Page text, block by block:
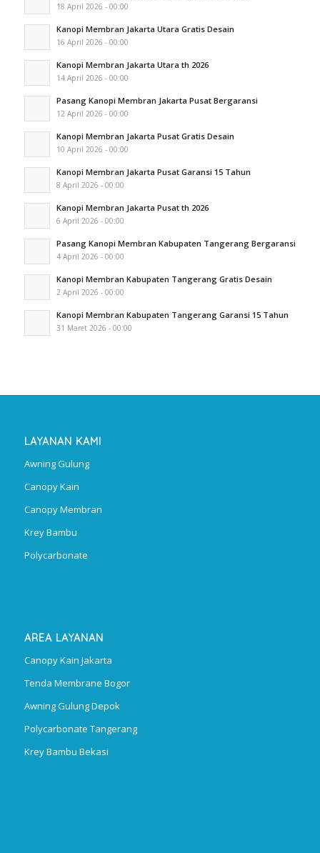
18 April 2026 - 00:00
Kanopi Membran Jakarta Utara Gratis Desain
16 April 2026 - 00:00
Kanopi Membran Jakarta Utara th 2026
14 April 2026 - 00:00
Pasang Kanopi Membran Jakarta Pusat Bergaransi
12 April 2026 - 00:00
Kanopi Membran Jakarta Pusat Gratis Desain
10 April 2026 - 00:00
Kanopi Membran Jakarta Pusat Garansi 15 Tahun
8 April 2026 - 00:00
Kanopi Membran Jakarta Pusat th 2026
6 April 2026 - 00:00
Pasang Kanopi Membran Kabupaten Tangerang Bergaransi
4 April 2026 - 00:00
Kanopi Membran Kabupaten Tangerang Gratis Desain
2 April 2026 - 00:00
Kanopi Membran Kabupaten Tangerang Garansi 15 Tahun
31 Maret 2026 - 00:00
LAYANAN KAMI
Awning Gulung
Canopy Kain
Canopy Membran
Krey Bambu
Polycarbonate
AREA LAYANAN
Canopy Kain Jakarta
Tenda Membrane Bogor
Awning Gulung Depok
Polycarbonate Tangerang
Krey Bambu Bekasi